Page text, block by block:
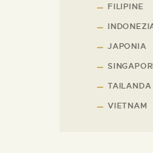
FILIPINE
JAPONIA
TAILANDA
VIETNAM